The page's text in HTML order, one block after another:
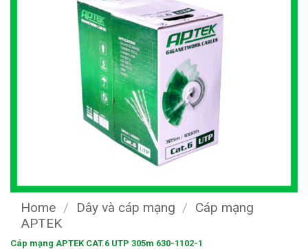
Home / Dây và cáp mạng / Cáp mạng
APTEK
Cáp mạng APTEK CAT.6 UTP 305m 630-1102-1